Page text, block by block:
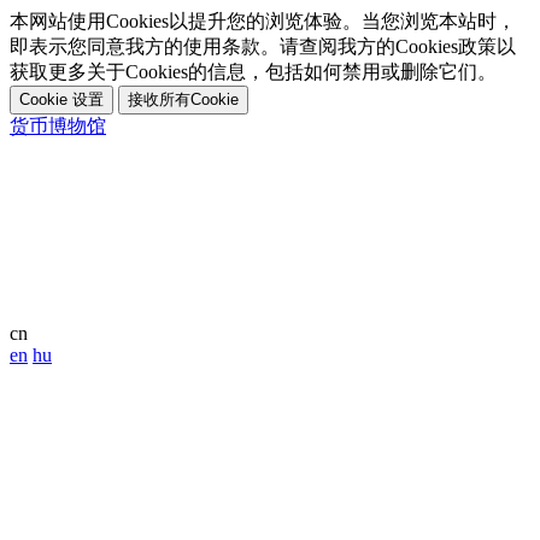
本网站使用Cookies以提升您的浏览体验。当您浏览本站时，
即表示您同意我方的使用条款。请查阅我方的Cookies政策以
获取更多关于Cookies的信息，包括如何禁用或删除它们。
Cookie 设置 接收所有Cookie
货币博物馆
cn
en hu